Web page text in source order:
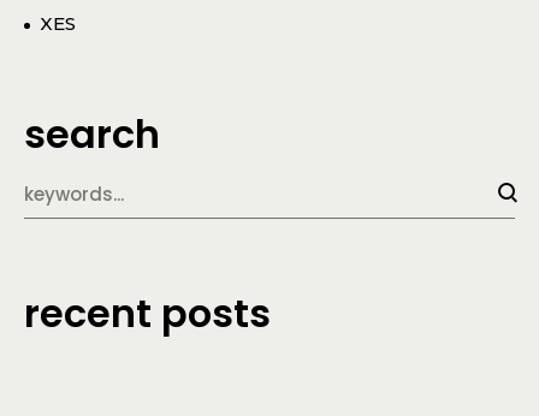
XES
search
recent posts